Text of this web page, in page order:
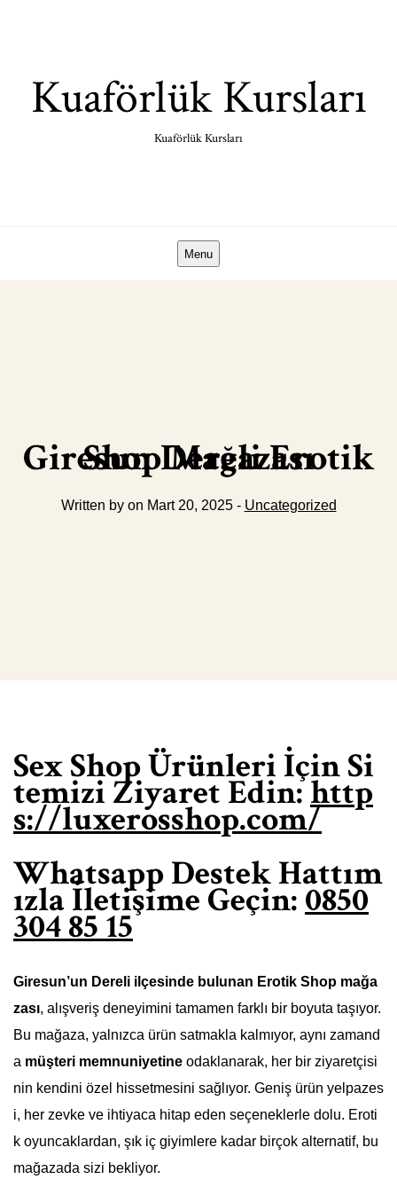
Kuaförlük Kursları
Kuaförlük Kursları
Menu
Giresun Dereli Erotik Shop Mağazası
Written by on Mart 20, 2025 - Uncategorized
Sex Shop Ürünleri İçin Si
temizi Ziyaret Edin:http
s://luxerosshop.com/
Whatsapp Destek Hattım
ızla İletişime Geçin:0850
304 85 15
Giresun’un Dereli ilçesinde bulunan Erotik Shop mağa
zası, alışveriş deneyimini tamamen farklı bir boyuta taşıyor.
Bu mağaza, yalnızca ürün satmakla kalmıyor, aynı zamand
a müşteri memnuniyetine odaklanarak, her bir ziyaretçisi
nin kendini özel hissetmesini sağlıyor. Geniş ürün yelpazes
i, her zevke ve ihtiyaca hitap eden seçeneklerle dolu. Eroti
k oyuncaklardan, şık iç giyimlere kadar birçok alternatif, bu
mağazada sizi bekliyor.